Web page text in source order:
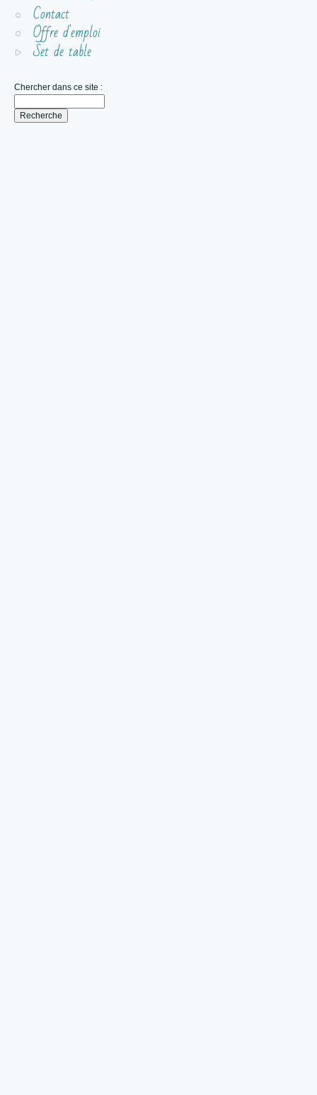
Contact
Offre d'emploi
Set de table
Chercher dans ce site :